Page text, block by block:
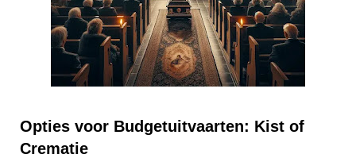
Opties voor Budgetuitvaarten: Kist of
Crematie